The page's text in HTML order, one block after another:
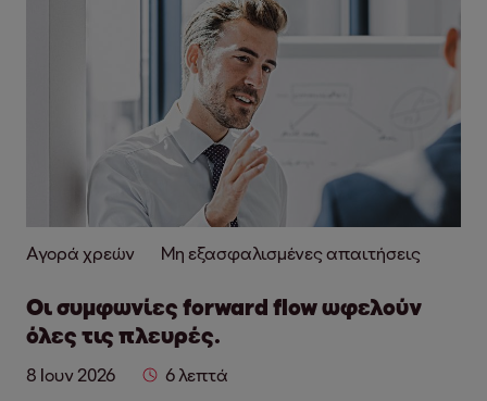
Αγορά χρεών Μη εξασφαλισμένες απαιτήσεις
Οι συμφωνίες forward flow ωφελούν
όλες τις πλευρές.
8 Ιουν 2026 6 λεπτά